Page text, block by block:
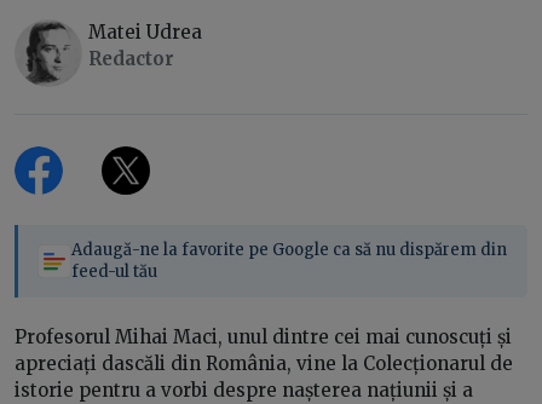
Matei Udrea
Redactor
Adaugă-ne la favorite pe Google ca să nu dispărem din
feed-ul tău
Profesorul Mihai Maci, unul dintre cei mai cunoscuți și
apreciați dascăli din România, vine la Colecționarul de
istorie pentru a vorbi despre nașterea națiunii și a